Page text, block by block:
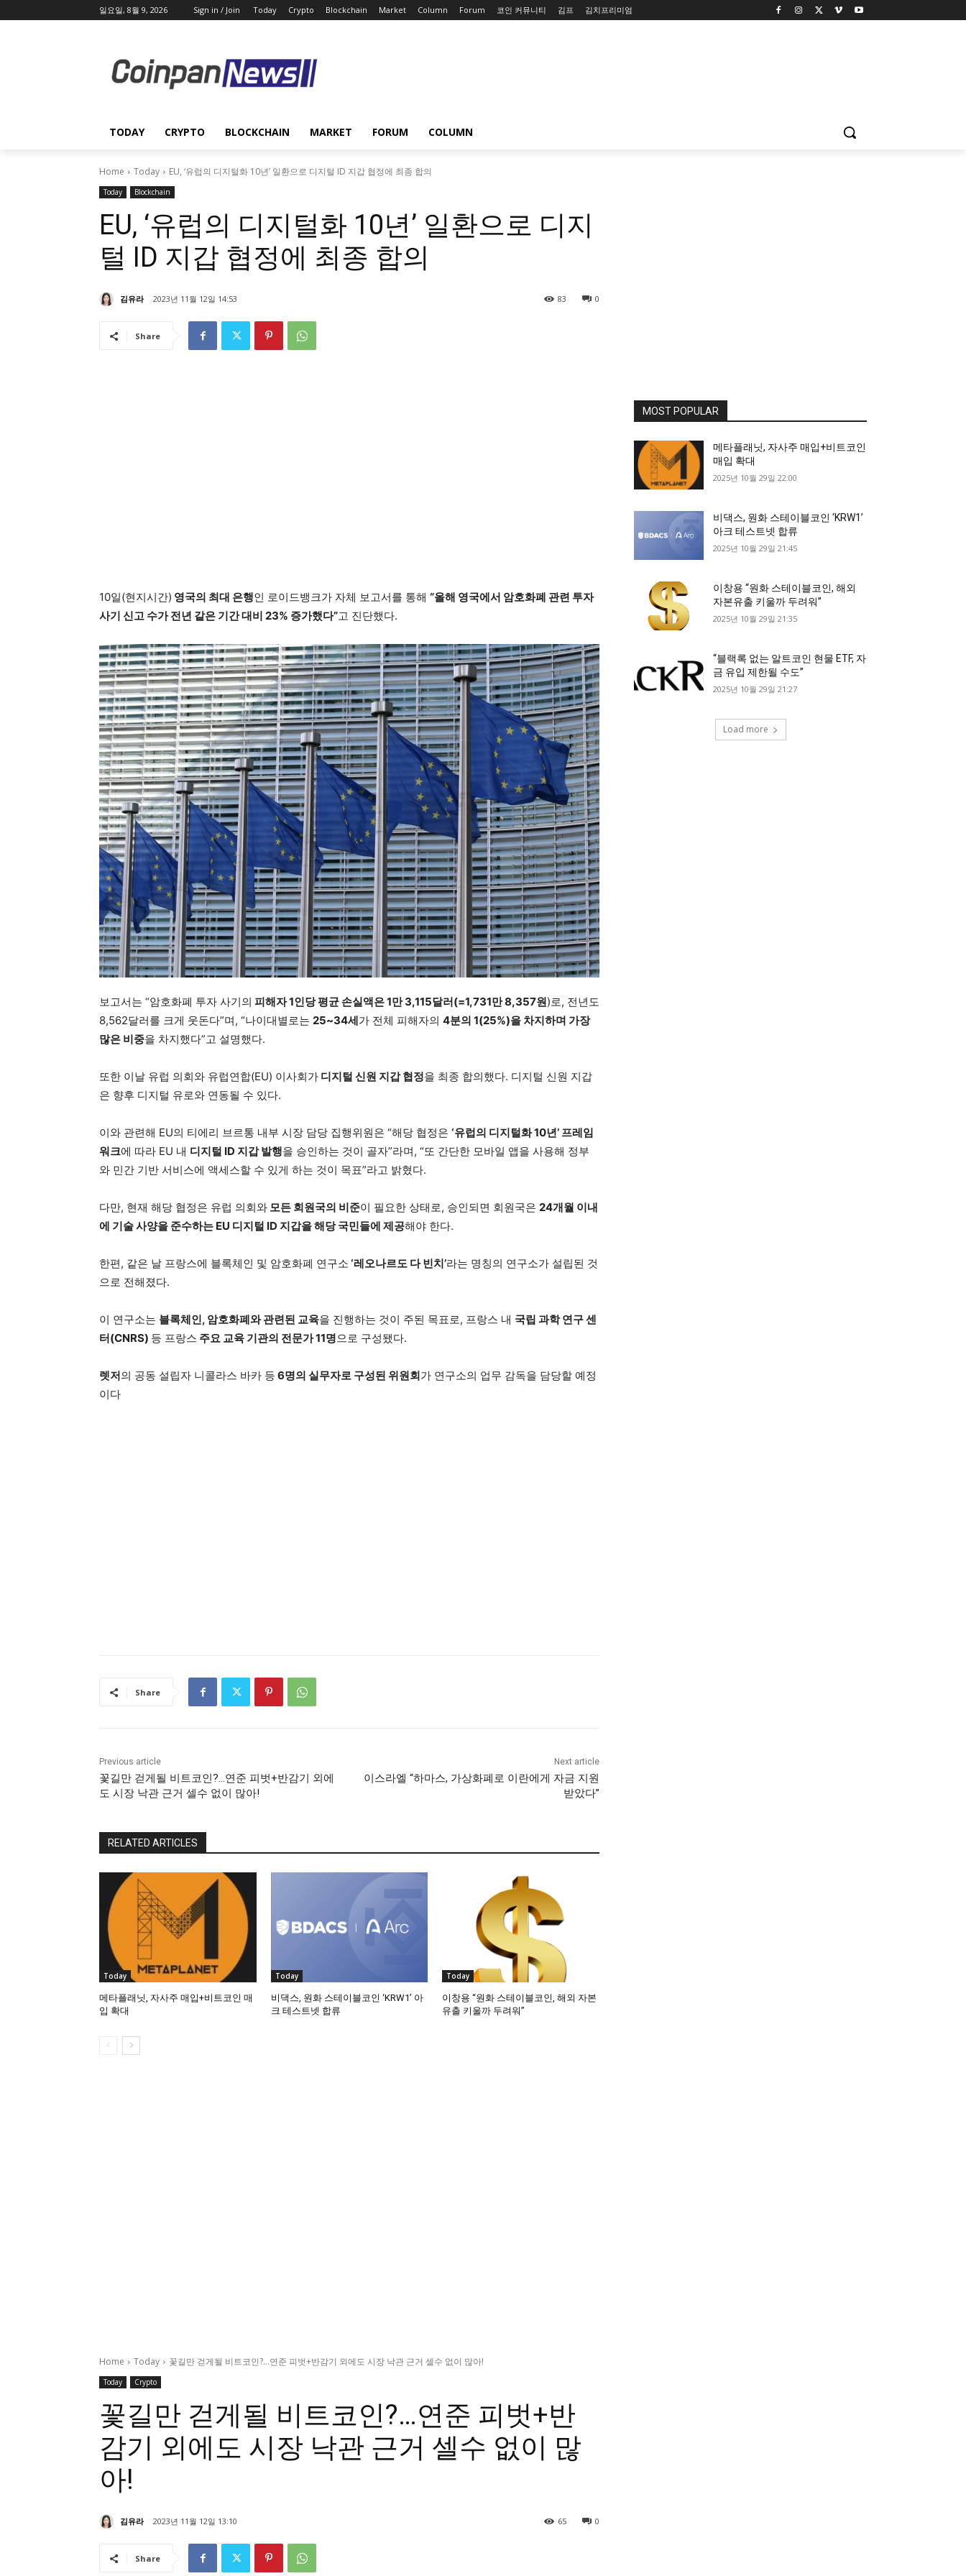
일요일, 8월 9, 2026 Sign in / Join Today Crypto Blockchain Market Column Forum 코인 커뮤니티 김프 김치프리미엄
TODAY CRYPTO BLOCKCHAIN MARKET FORUM COLUMN
Home Today EU, ‘유럽의 디지털화 10년’ 일환으로 디지털 ID 지갑 협정에 최종 합의
Today Blockchain
EU, ‘유럽의 디지털화 10년’ 일환으로 디지
털 ID 지갑 협정에 최종 합의
김유라 2023년 11월 12일 14:53 0
83
Share
10일(현지시간) 영국의 최대 은행인 로이드뱅크가 자체 보고서를 통해 “올해 영국에서 암호화폐 관련 투자
사기 신고 수가 전년 같은 기간 대비 23% 증가했다”고 진단했다.
보고서는 “암호화폐 투자 사기의 피해자 1인당 평균 손실액은 1만 3,115달러(=1,731만 8,357원)로, 전년도
8,562달러를 크게 웃돈다”며, “나이대별로는 25~34세가 전체 피해자의 4분의 1(25%)을 차지하며 가장
많은 비중을 차지했다”고 설명했다.
또한 이날 유럽 의회와 유럽연합(EU) 이사회가 디지털 신원 지갑 협정을 최종 합의했다. 디지털 신원 지갑
은 향후 디지털 유로와 연동될 수 있다.
이와 관련해 EU의 티에리 브르통 내부 시장 담당 집행위원은 “해당 협정은 ‘유럽의 디지털화 10년’ 프레임
워크에 따라 EU 내 디지털 ID 지갑 발행을 승인하는 것이 골자”라며, “또 간단한 모바일 앱을 사용해 정부
와 민간 기반 서비스에 액세스할 수 있게 하는 것이 목표”라고 밝혔다.
다만, 현재 해당 협정은 유럽 의회와 모든 회원국의 비준이 필요한 상태로, 승인되면 회원국은 24개월 이내
에 기술 사양을 준수하는 EU 디지털 ID 지갑을 해당 국민들에 제공해야 한다.
한편, 같은 날 프랑스에 블록체인 및 암호화폐 연구소 ‘레오나르도 다 빈치’라는 명칭의 연구소가 설립된 것
으로 전해졌다.
이 연구소는 블록체인, 암호화폐와 관련된 교육을 진행하는 것이 주된 목표로, 프랑스 내 국립 과학 연구 센
터(CNRS) 등 프랑스 주요 교육 기관의 전문가 11명으로 구성됐다.
렛저의 공동 설립자 니콜라스 바카 등 6명의 실무자로 구성된 위원회가 연구소의 업무 감독을 담당할 예정
이다
Share
Previous article
꽃길만 걷게될 비트코인?…연준 피벗+반감기 외에
도 시장 낙관 근거 셀수 없이 많아!
Next article
이스라엘 “하마스, 가상화폐로 이란에게 자금 지원
받았다”
RELATED ARTICLES
Today
메타플래닛, 자사주 매입+비트코인 매
입 확대
Today
비댁스, 원화 스테이블코인 ‘KRW1’ 아
크 테스트넷 합류
Today
이창용 “원화 스테이블코인, 해외 자본
유출 키울까 두려워”
MOST POPULAR
메타플래닛, 자사주 매입+비트코인
매입 확대
2025년 10월 29일 22:00
비댁스, 원화 스테이블코인 ‘KRW1’
아크 테스트넷 합류
2025년 10월 29일 21:45
이창용 “원화 스테이블코인, 해외
자본유출 키울까 두려워”
2025년 10월 29일 21:35
“블랙록 없는 알트코인 현물 ETF, 자
금 유입 제한될 수도”
2025년 10월 29일 21:27
Load more